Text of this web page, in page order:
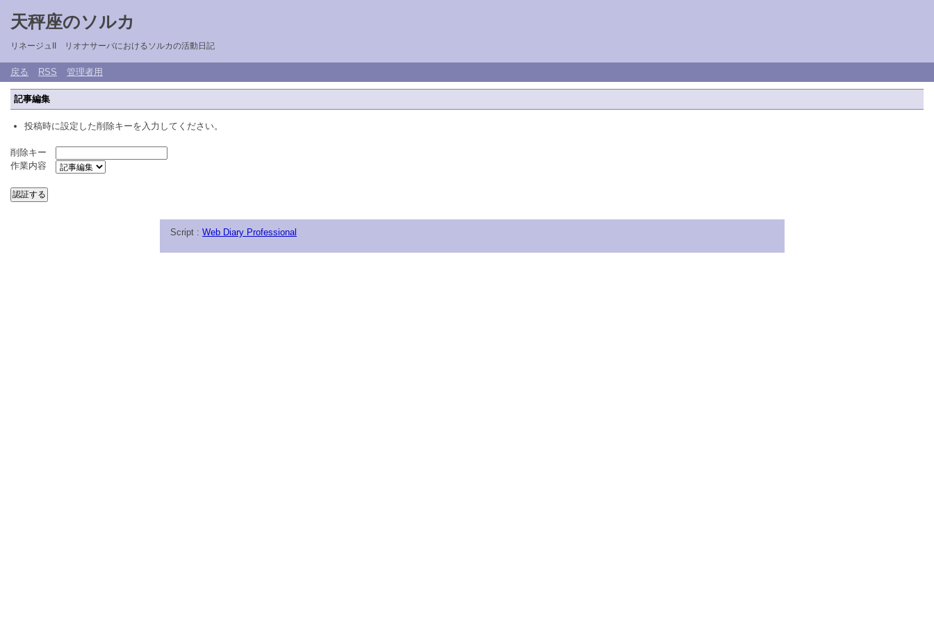
天秤座のソルカ
リネージュII リオナサーバにおけるソルカの活動日記
戻る RSS 管理者用
記事編集
投稿時に設定した削除キーを入力してください。
削除キー
作業内容
Script : Web Diary Professional